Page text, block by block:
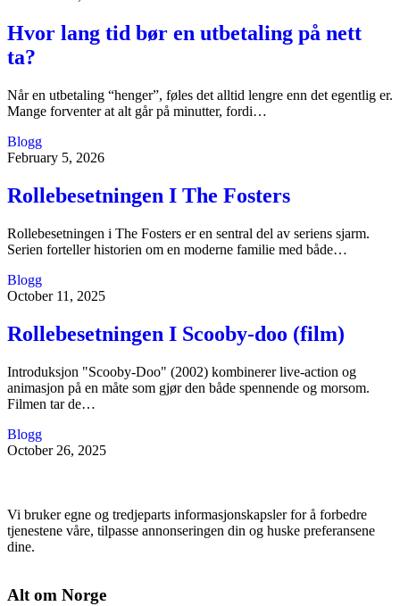
Hvor lang tid bør en utbetaling på nett
ta?
Når en utbetaling “henger”, føles det alltid lengre enn det egentlig er.
Mange forventer at alt går på minutter, fordi…
Blogg
February 5, 2026
Rollebesetningen I The Fosters
Rollebesetningen i The Fosters er en sentral del av seriens sjarm.
Serien forteller historien om en moderne familie med både…
Blogg
October 11, 2025
Rollebesetningen I Scooby-doo (film)
Introduksjon "Scooby-Doo" (2002) kombinerer live-action og
animasjon på en måte som gjør den både spennende og morsom.
Filmen tar de…
Blogg
October 26, 2025
Vi bruker egne og tredjeparts informasjonskapsler for å forbedre
tjenestene våre, tilpasse annonseringen din og huske preferansene
dine.
Alt om Norge